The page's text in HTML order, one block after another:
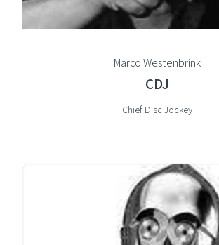
Marco Westenbrink
CDJ
Chief Disc Jockey